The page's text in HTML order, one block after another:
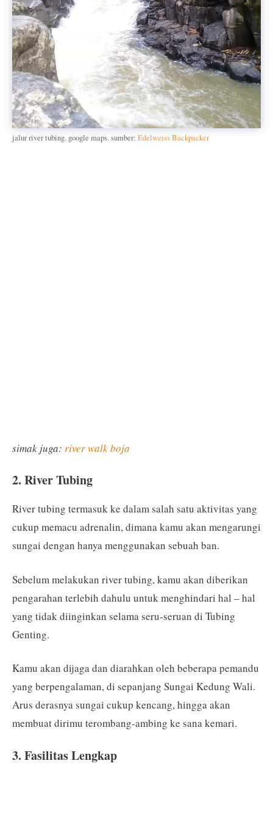
jalur river tubing. google maps. sumber: Edelweiss Backpacker
simak juga: river walk boja
2. River Tubing
River tubing termasuk ke dalam salah satu aktivitas yang
cukup memacu adrenalin, dimana kamu akan mengarungi
sungai dengan hanya menggunakan sebuah ban.
Sebelum melakukan river tubing, kamu akan diberikan
pengarahan terlebih dahulu untuk menghindari hal – hal
yang tidak diinginkan selama seru-seruan di Tubing
Genting.
Kamu akan dijaga dan diarahkan oleh beberapa pemandu
yang berpengalaman, di sepanjang Sungai Kedung Wali.
Arus derasnya sungai cukup kencang, hingga akan
membuat dirimu terombang-ambing ke sana kemari.
3. Fasilitas Lengkap